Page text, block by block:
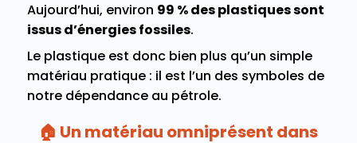
Aujourd’hui, environ 99 % des plastiques sont
issus d’énergies fossiles.
Le plastique est donc bien plus qu’un simple
matériau pratique : il est l’un des symboles de
notre dépendance au pétrole.
🏠 Un matériau omniprésent dans